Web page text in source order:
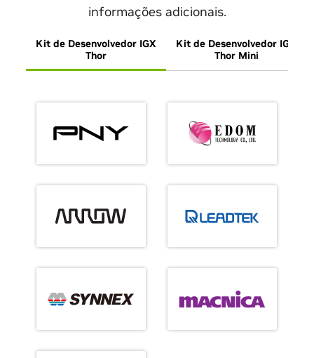
informações adicionais.
Kit de Desenvolvedor IGX
Thor
Kit de Desenvolvedor IGX
Thor Mini